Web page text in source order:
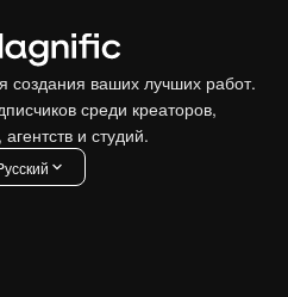
создания ваших лучших работ.
среди креаторов,
и студий.